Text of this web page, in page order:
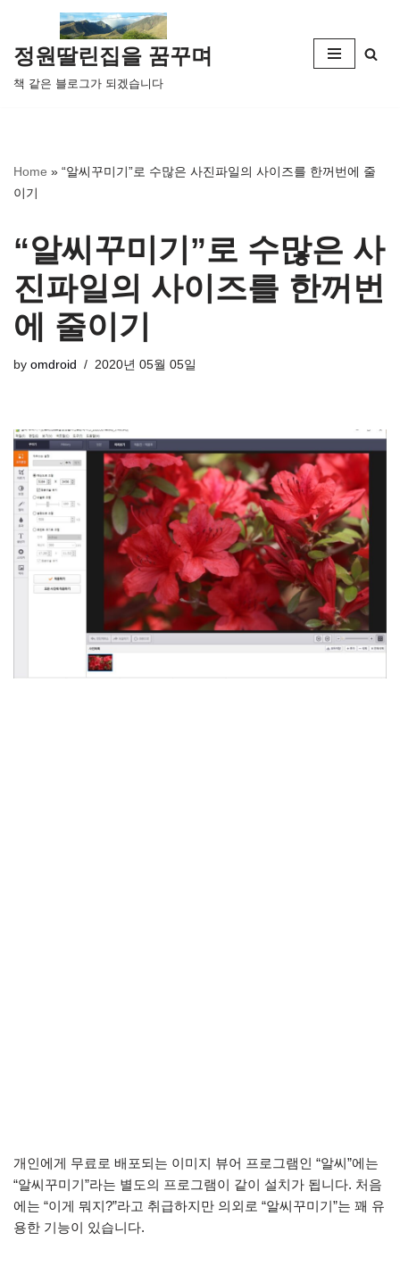
콘
텐
츠
뛰
기
정원딸린집을 꿈꾸며
책 같은 블로그가 되겠습니다
Home » “알씨꾸미기”로 수많은 사진파일의 사이즈를 한꺼번에 줄
이기
“알씨꾸미기”로 수많은 사
진파일의 사이즈를 한꺼번
에 줄이기
by omdroid 2020년 05월 05일
개인에게 무료로 배포되는 이미지 뷰어 프로그램인 “알씨”에는
“알씨꾸미기”라는 별도의 프로그램이 같이 설치가 됩니다. 처음
에는 “이게 뭐지?”라고 취급하지만 의외로 “알씨꾸미기”는 꽤 유
용한 기능이 있습니다.